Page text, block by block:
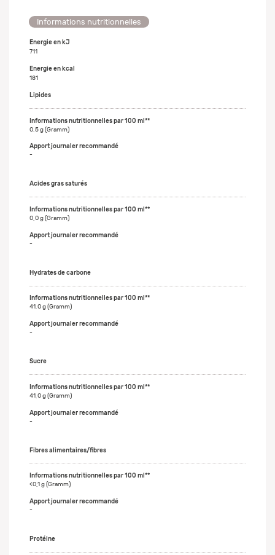
Informations nutritionnelles
Energie en kJ
711
Energie en kcal
181
Lipides
0,5 g (Gramm)
-
Acides gras saturés
0,0 g (Gramm)
-
Hydrates de carbone
41,0 g (Gramm)
-
Sucre
41,0 g (Gramm)
-
Fibres alimentaires/fibres
<0,1 g (Gramm)
-
Protéine